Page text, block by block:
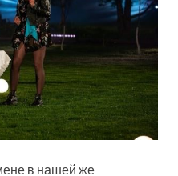
в нашей же